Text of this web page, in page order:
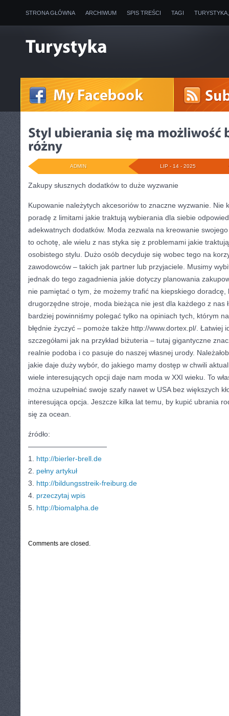
STRONA GŁÓWNA ARCHIWUM SPIS TREŚCI TAGI
LIP - 14 - 2025
ADMIN
Zakupy słusznych dodatków to duże wyzwanie
Kupowanie należytych akcesoriów to znaczne wyzwanie. Nie
poradę z limitami jakie traktują wybierania dla siebie
adekwatnych dodatków. Moda zezwala na kreowanie
to ochotę, ale wielu z nas styka się z problemami jakie
osobistego stylu. Dużo osób decyduje się wobec tego na
zawodowców – takich jak partner lub przyjaciele. Musimy
jednak do tego zagadnienia jakie dotyczy planowania
nie pamiętać o tym, że możemy trafić na kiepskiego doradcę,
drugorzędne stroje, moda bieżąca nie jest dla każdego z nas
bardziej powinniśmy polegać tylko na opiniach tych, którym
błędnie życzyć – pomoże także http://www.dortex.pl/. Łatwiej
szczegółami jak na przykład biżuteria – tutaj gigantyczne
realnie podoba i co pasuje do naszej własnej urody.
jakie daje duży wybór, do jakiego mamy dostęp w chwili
wiele interesujących opcji daje nam moda w XXI wieku. To
można uzupełniać swoje szafy nawet w USA bez większych
interesująca opcja. Jeszcze kilka lat temu, by kupić ubrania
się za ocean.
źródło:
———————————
1. http://bierler-brell.de
2. pełny artykuł
3. http://bildungsstreik-freiburg.de
4. przeczytaj wpis
5. http://biomalpha.de
Comments are closed.